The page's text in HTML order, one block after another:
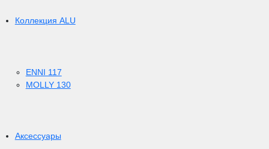
Коллекция ALU
ENNI 117
MOLLY 130
Аксессуары